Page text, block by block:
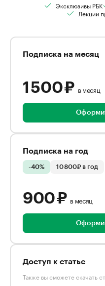
Эксклюзивы РБК
Лекции
Подписка на месяц
1 500 ₽ в месяц
Подписка на год
-40% 10 800₽ в год
900 ₽ в месяц
Доступ к статье
Также вы сможете скачать